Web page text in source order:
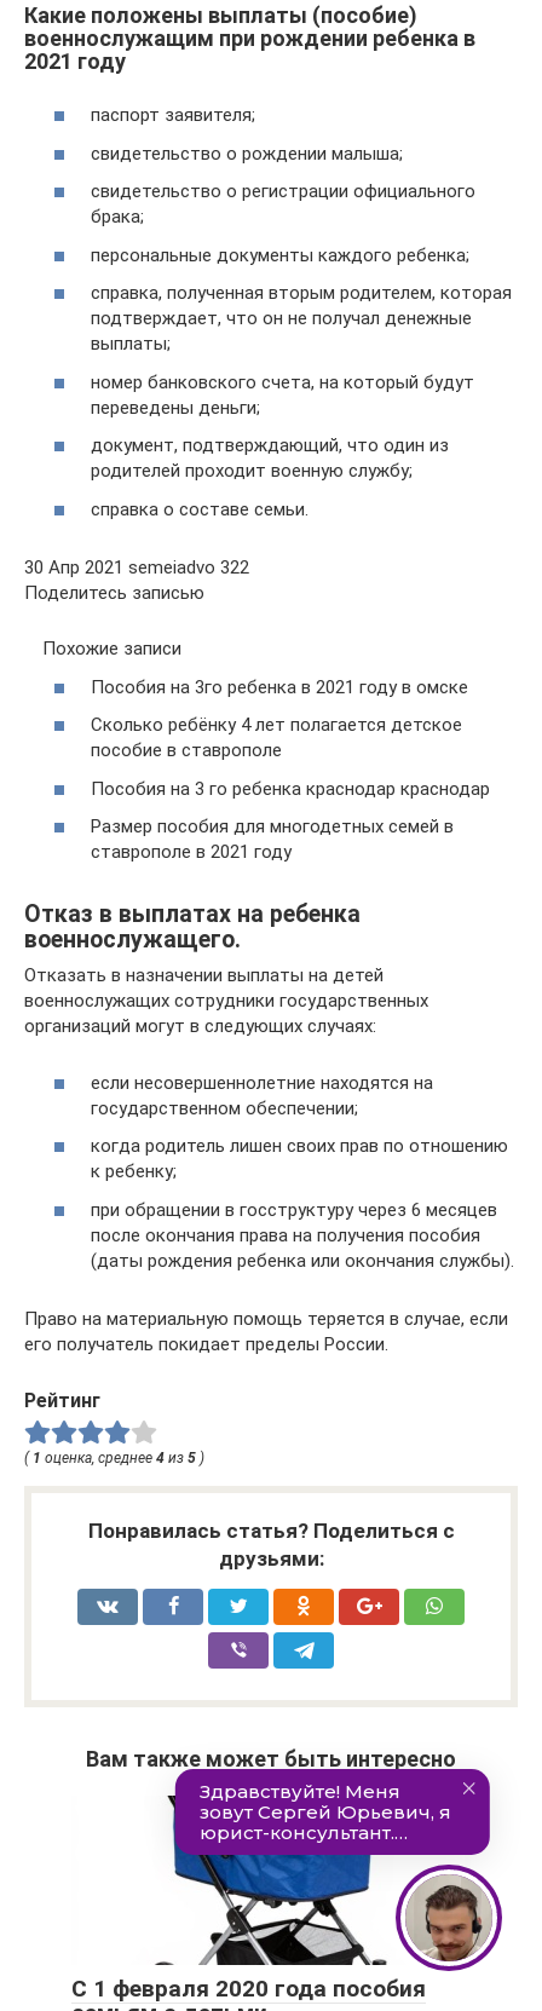
Какие положены выплаты (пособие)
военнослужащим при рождении ребенка в
2021 году
паспорт заявителя;
свидетельство о рождении малыша;
свидетельство о регистрации официального
брака;
персональные документы каждого ребенка;
справка, полученная вторым родителем, которая
подтверждает, что он не получал денежные
выплаты;
номер банковского счета, на который будут
переведены деньги;
документ, подтверждающий, что один из
родителей проходит военную службу;
справка о составе семьи.
30 Апр 2021 semeiadvo 322
Поделитесь записью
Похожие записи
Пособия на 3го ребенка в 2021 году в омске
Сколько ребёнку 4 лет полагается детское
пособие в ставрополе
Пособия на 3 го ребенка краснодар краснодар
Размер пособия для многодетных семей в
ставрополе в 2021 году
Отказ в выплатах на ребенка
военнослужащего.
Отказать в назначении выплаты на детей
военнослужащих сотрудники государственных
организаций могут в следующих случаях:
если несовершеннолетние находятся на
государственном обеспечении;
когда родитель лишен своих прав по отношению
к ребенку;
при обращении в госструктуру через 6 месяцев
после окончания права на получения пособия
(даты рождения ребенка или окончания службы).
Право на материальную помощь теряется в случае, если
его получатель покидает пределы России.
Рейтинг
( 1 оценка, среднее 4 из 5 )
Понравилась статья? Поделиться с
друзьями:
Вам также может быть интересно
С 1 февраля 2020 года пособия